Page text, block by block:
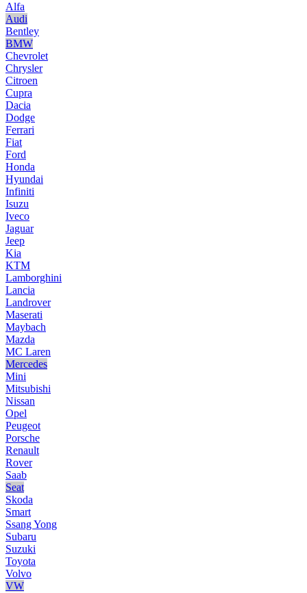
Alfa
Audi
Bentley
BMW
Chevrolet
Chrysler
Citroen
Cupra
Dacia
Dodge
Ferrari
Fiat
Ford
Honda
Hyundai
Infiniti
Isuzu
Iveco
Jaguar
Jeep
Kia
KTM
Lamborghini
Lancia
Landrover
Maserati
Maybach
Mazda
MC Laren
Mercedes
Mini
Mitsubishi
Nissan
Opel
Peugeot
Porsche
Renault
Rover
Saab
Seat
Skoda
Smart
Ssang Yong
Subaru
Suzuki
Toyota
Volvo
VW